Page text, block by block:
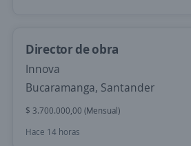
Director de obra
Innova
Bucaramanga, Santander
$ 3.700.000,00 (Mensual)
Hace 14 horas